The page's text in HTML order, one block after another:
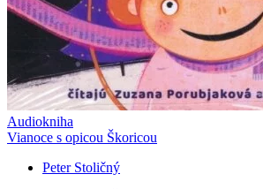
Audiokniha
Vianoce s opicou Škoricou
Peter Stoličný